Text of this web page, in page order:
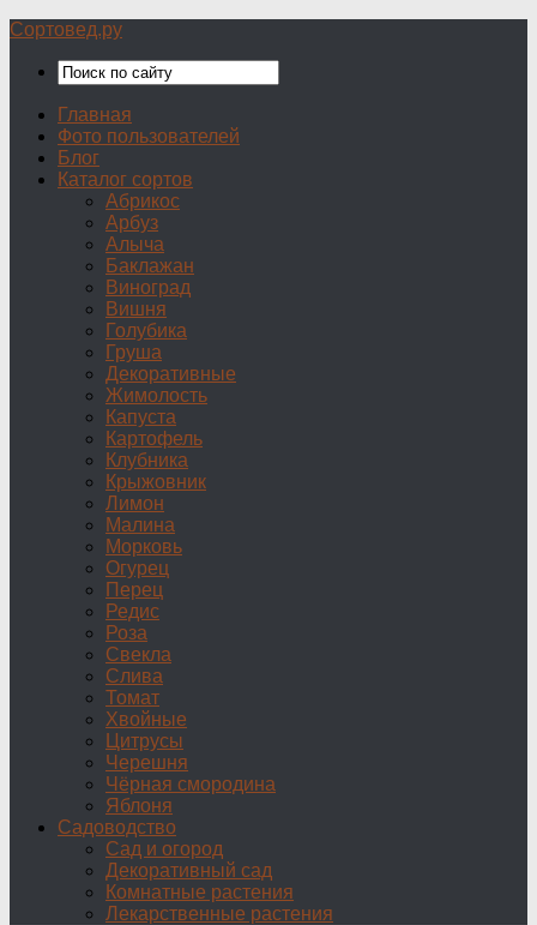
Сортовед.ру
Главная
Фото пользователей
Блог
Каталог сортов
Абрикос
Арбуз
Алыча
Баклажан
Виноград
Вишня
Голубика
Груша
Декоративные
Жимолость
Капуста
Картофель
Клубника
Крыжовник
Лимон
Малина
Морковь
Огурец
Перец
Редис
Роза
Свекла
Слива
Томат
Хвойные
Цитрусы
Черешня
Чёрная смородина
Яблоня
Садоводство
Сад и огород
Декоративный сад
Комнатные растения
Лекарственные растения